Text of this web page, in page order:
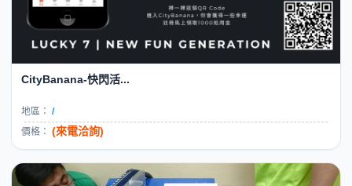
CityBanana-快閃活...
地區： /
價格： (來電洽詢)